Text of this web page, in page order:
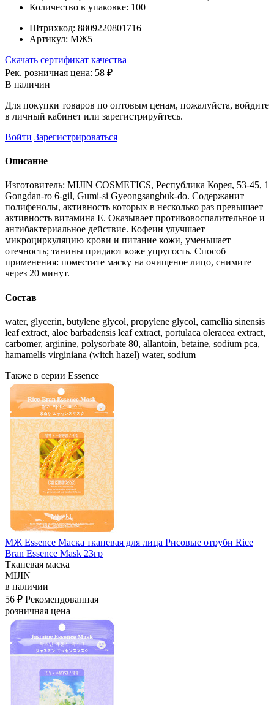
Количество в упаковке: 100
Штрихкод: 8809220801716
Артикул: МЖ5
Скачать сертификат качества
Рек. розничная цена: 58 ₽
В наличии
Для покупки товаров по оптовым ценам, пожалуйста, войдите
в личный кабинет или зарегистрируйтесь.
Войти Зарегистрироваться
Описание
Изготовитель: MIJIN COSMETICS, Республика Корея, 53-45, 1
Gongdan-ro 6-gil, Gumi-si Gyeongsangbuk-do. Содержанит
полифенолы, активность которых в несколько раз превышает
активность витамина Е. Оказывает противовоспалительное и
антибактериальное действие. Кофеин улучшает
микроциркуляцию крови и питание кожи, уменьшает
отечность; танины придают коже упругость. Способ
применения: поместите маску на очищеное лицо, снимите
через 20 минут.
Состав
water, glycerin, butylene glycol, propylene glycol, camellia sinensis
leaf extract, aloe barbadensis leaf extract, portulaca oleracea extract,
carbomer, arginine, polysorbate 80, allantoin, betaine, sodium pca,
hamamelis virginiana (witch hazel) water, sodium
Также в серии Essence
МЖ Essence Маска тканевая для лица Рисовые отруби Rice
Bran Essence Mask 23гр
Тканевая маска
MIJIN
в наличии
56 ₽ Рекомендованная
розничная цена